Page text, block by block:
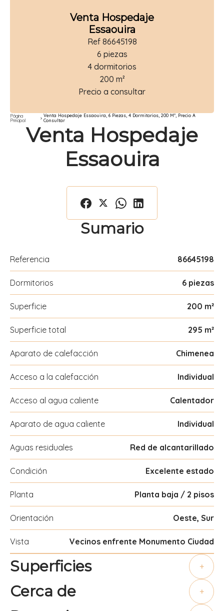
Venta Hospedaje
Essaouira
Ref 86645198
6 piezas
4 dormitorios
200 m²
Precio a consultar
Página
Principal
Venta Hospedaje Essaouira, 6 Piezas, 4 Dormitorios, 200 M², Precio A
Consultar
Venta Hospedaje
Essaouira
Sumario
Referencia 86645198
Dormitorios 6 piezas
Superficie 200 m²
Superficie total 295 m²
Aparato de calefacción Chimenea
Acceso a la calefacción Individual
Acceso al agua caliente Calentador
Aparato de agua caliente Individual
Aguas residuales Red de alcantarillado
Condición Excelente estado
Planta Planta baja / 2 pisos
Orientación Oeste, Sur
Vista Vecinos enfrente Monumento Ciudad
Superficies +
Cerca de +